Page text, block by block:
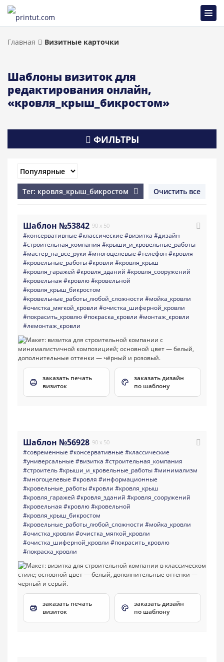
Главная Визитные карточки
Шаблоны визиток для
редактирования онлайн,
«кровля_крыш_бикростом»
ФИЛЬТРЫ
Тег: кровля_крыш_бикростом Очистить все
Шаблон №53842 90 x 50
#консервативные #классические #визитка #дизайн
#строительная_компания #крыши_и_кровельные_работы
#мастер_на_все_руки #многоцелевые #телефон #кровля
#кровельные_работы#кровли #кровля_крыш
#кровля_гаражей #кровля_зданий #кровля_сооружений
#кровельная #кровлю#кровельной
#кровля_крыш_бикростом
#кровельные_работы_любой_сложности #мойка_кровли
#очистка_мягкой_кровли #очистка_шиферной_кровли
#покрасить_кровлю#покраска_кровли #монтаж_кровли
#лемонтаж_кровли
заказать печать
визиток
заказать дизайн
по шаблону
Шаблон №56928 90 x 50
#современные #консервативные #классические
#универсальные #визитка #строительная_компания
#строитель#крыши_и_кровельные_работы#минимализм
#многоцелевые #кровля #информационные
#кровельные_работы#кровли #кровля_крыш
#кровля_гаражей #кровля_зданий #кровля_сооружений
#кровельная #кровлю#кровельной
#кровля_крыш_бикростом
#кровельные_работы_любой_сложности #мойка_кровли
#очистка_кровли #очистка_мягкой_кровли
#очистка_шиферной_кровли #покрасить_кровлю
#покраска_кровли
заказать печать
визиток
заказать дизайн
по шаблону